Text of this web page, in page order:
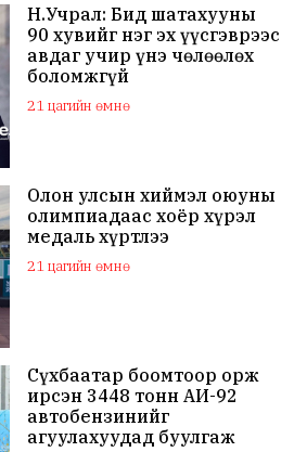
Н.Учрал: Бид шатахууны
90 хувийг нэг эх үүсгэврээс
авдаг учир үнэ чөлөөлөх
боломжгүй
21 цагийн өмнө
Олон улсын хиймэл оюуны
олимпиадаас хоёр хүрэл
медаль хүртлээ
21 цагийн өмнө
Сүхбаатар боомтоор орж
ирсэн 3448 тонн АИ-92
автобензинийг
агуулахуудад буулгаж